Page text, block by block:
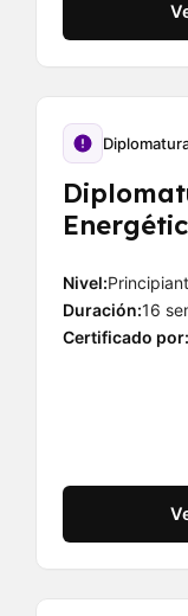
Nivel:
Duración:16
Certificado por: